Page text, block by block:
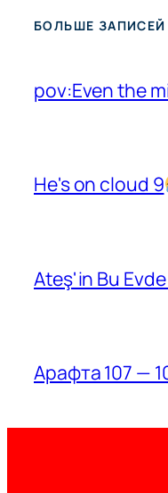
БОЛЬШЕ ЗАПИСЕЙ
pov:Even the
He's on cloud 9
Ateş'in Bu Evde
Арафта 107 —